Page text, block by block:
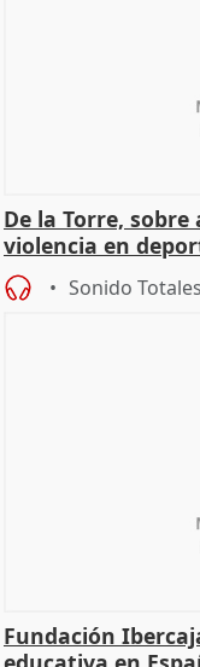
De la Torre,
violencia en
Sonido Totales
Fundación